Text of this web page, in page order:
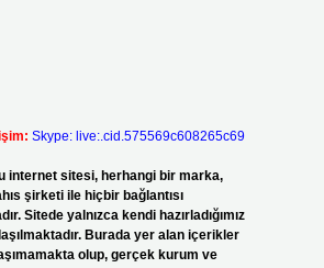
Skype: live:.cid.575569c608265c69
internet sitesi, herhangi bir marka,
şirketi ile hiçbir bağlantısı
Sitede yalnızca kendi hazırladığımız
Burada yer alan içerikler
olup, gerçek kurum ve